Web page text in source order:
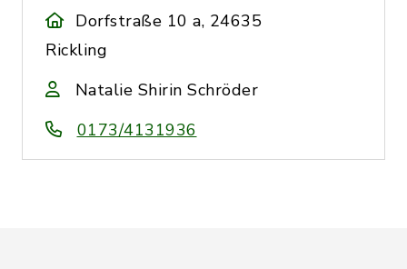
Dorfstraße 10 a, 24635
Rickling
Natalie Shirin Schröder
0173/4131936